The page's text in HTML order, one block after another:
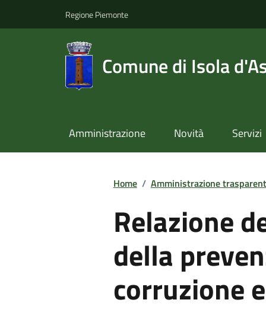
Regione Piemonte
Comune di Isola
Amministrazione Novità Servizi
Home / Amministrazione
Relazione
della
corruzione